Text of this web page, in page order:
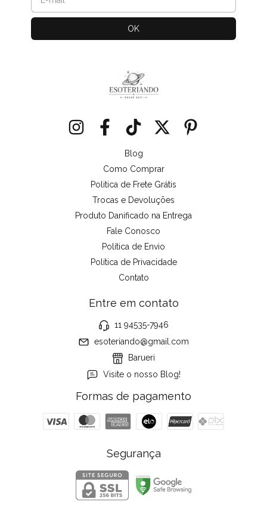
Blog
Como Comprar
Politica de Frete Grátis
Trocas e Devoluções
Produto Danificado na Entrega
Fale Conosco
Política de Envio
Política de Privacidade
Contato
Entre em contato
11 94535-7946
esoteriando@gmail.com
Barueri
Visite o nosso Blog!
Formas de pagamento
Segurança